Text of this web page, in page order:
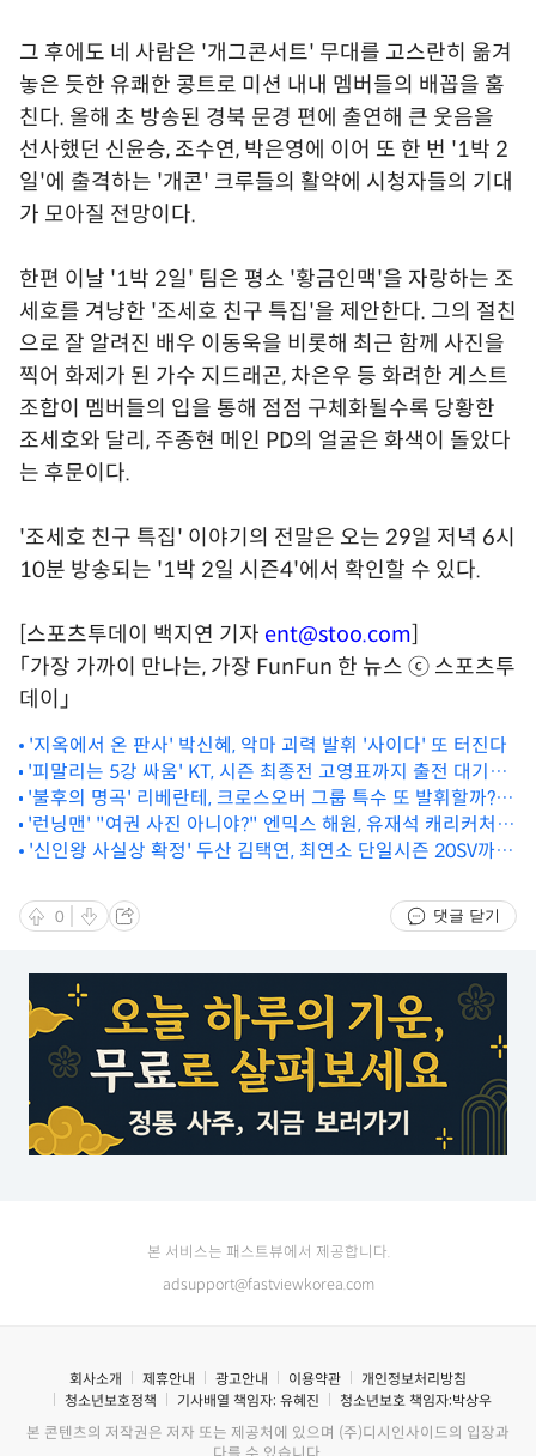
그 후에도 네 사람은 '개그콘서트' 무대를 고스란히 옮겨
놓은 듯한 유쾌한 콩트로 미션 내내 멤버들의 배꼽을 훔
친다. 올해 초 방송된 경북 문경 편에 출연해 큰 웃음을
선사했던 신윤승, 조수연, 박은영에 이어 또 한 번 '1박 2
일'에 출격하는 '개콘' 크루들의 활약에 시청자들의 기대
가 모아질 전망이다.
한편 이날 '1박 2일' 팀은 평소 '황금인맥'을 자랑하는 조
세호를 겨냥한 '조세호 친구 특집'을 제안한다. 그의 절친
으로 잘 알려진 배우 이동욱을 비롯해 최근 함께 사진을
찍어 화제가 된 가수 지드래곤, 차은우 등 화려한 게스트
조합이 멤버들의 입을 통해 점점 구체화될수록 당황한
조세호와 달리, 주종현 메인 PD의 얼굴은 화색이 돌았다
는 후문이다.
'조세호 친구 특집' 이야기의 전말은 오는 29일 저녁 6시
10분 방송되는 '1박 2일 시즌4'에서 확인할 수 있다.
[스포츠투데이 백지연 기자 ent@stoo.com
「가장 가까이 만나는, 가장 FunFun 한 뉴스 ⓒ 스포츠투
데이」
'지옥에서 온 판사' 박신혜, 악마 괴력 발휘 '사이다' 또 터진다
'피말리는 5강 싸움' KT, 시즌 최종전 고영표까지 출전 대기…
이강철 감독 "2021년 같다"
'불후의 명곡' 리베란테, 크로스오버 그룹 특수 또 발휘할까?
기대UP [TV스포]
'런닝맨' "여권 사진 아니야?" 엔믹스 해원, 유재석 캐리커처로
‘그림 실력 체크’ [TV스포]
'신인왕 사실상 확정' 두산 김택연, 최연소 단일시즌 20SV까지
0 댓글 닫기
본 서비스는 패스트뷰에서 제공합니다.
adsupport@fastviewkorea.com
회사소개 제휴안내 광고안내 이용약관
개인정보처리방침
청소년보호정책
기사배열 책임자: 유혜진 청소년보호 책임자:박상우
본 콘텐츠의 저작권은 저자 또는 제공처에 있으며 (주)디시인사이드의 입장과